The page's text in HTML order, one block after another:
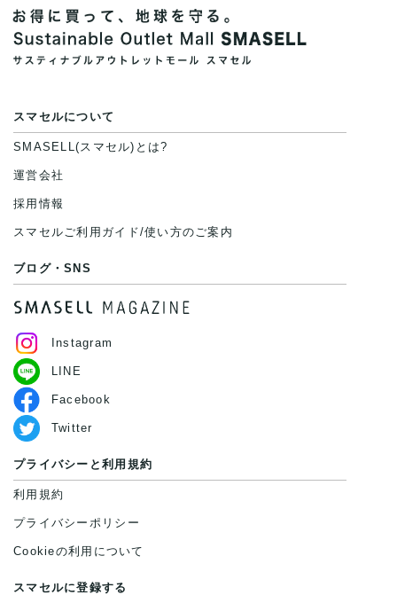
スマセルについて
SMASELL(スマセル)とは?
運営会社
採用情報
スマセルご利用ガイド/使い方のご案内
ブログ・SNS
Instagram
LINE
Facebook
Twitter
プライバシーと利用規約
利用規約
プライバシーポリシー
Cookieの利用について
スマセルに登録する